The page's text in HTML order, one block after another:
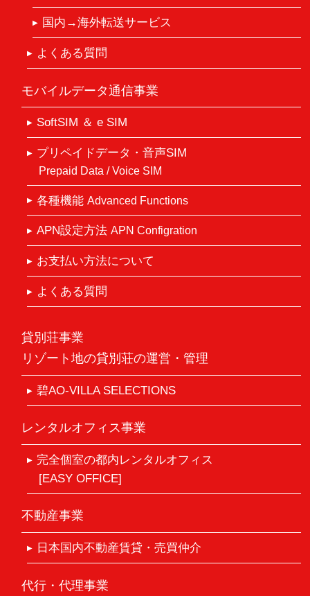
国内→海外転送サービス
よくある質問
モバイルデータ通信事業
SoftSIM ＆ e SIM
プリペイドデータ・音声SIM
Prepaid Data / Voice SIM
各種機能 Advanced Functions
APN設定方法 APN Configration
お支払い方法について
よくある質問
貸別荘事業
リゾート地の貸別荘の運営・管理
碧AO-VILLA SELECTIONS
レンタルオフィス事業
完全個室の都内レンタルオフィス
[EASY OFFICE]
不動産事業
日本国内不動産賃貸・売買仲介
代行・代理事業